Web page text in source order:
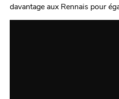
davantage aux Rennais pour